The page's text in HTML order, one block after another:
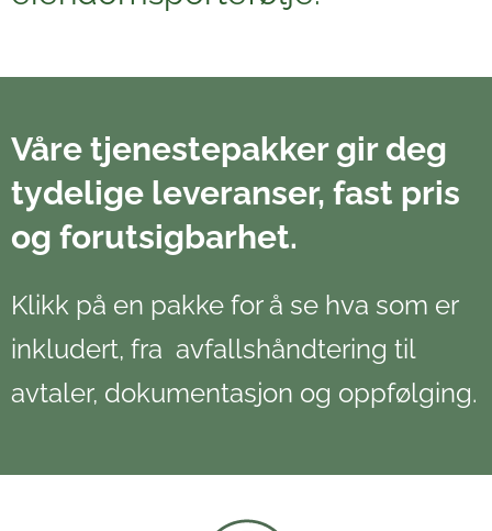
Våre tjenestepakker gir deg
tydelige leveranser, fast pris
og forutsigbarhet.
Klikk på en pakke for å se hva som er
inkludert, fra avfallshåndtering til
avtaler, dokumentasjon og oppfølging.